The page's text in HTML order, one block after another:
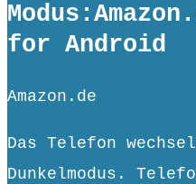
for Android
Amazon.de
Das Telefon
Dunkelmodus.